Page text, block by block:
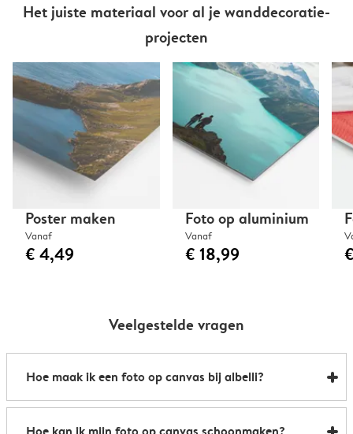
Het juiste materiaal voor al je wanddecoratie-
projecten
Poster maken
Vanaf
€ 4,49
Foto op aluminium
Vanaf
€ 18,99
Veelgestelde vragen
Hoe maak ik een foto op canvas bij albelli?
In onze editor is het heel makkelijk om je foto te laten
Hoe kan ik mijn foto op canvas schoonmaken?